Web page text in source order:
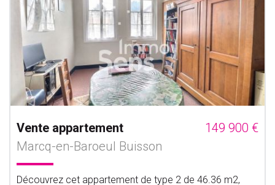
Vente appartement
149 900 €
Marcq-en-Baroeul Buisson
Découvrez cet appartement de type 2 de 46.36 m2,